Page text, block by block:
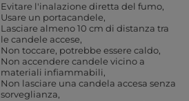
Evitare l'inalazione diretta del fumo
Usare un portacandele
Lasciare almeno 10 cm di distanza tra
le candele accese
Non toccare, potrebbe essere caldo
Non accendere candele vicino a
materiali infiammabili
Non lasciare una candela accesa senza
sorveglianza